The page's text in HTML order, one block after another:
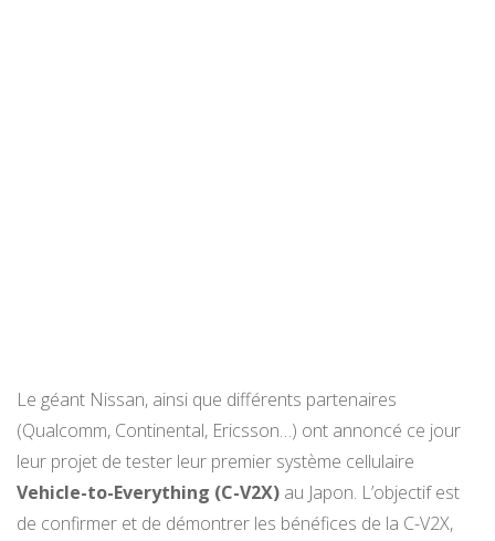
Le géant Nissan, ainsi que différents partenaires
(Qualcomm, Continental, Ericsson…) ont annoncé ce jour
leur projet de tester leur premier système cellulaire
Vehicle-to-Everything (C-V2X) au Japon. L’objectif est
de confirmer et de démontrer les bénéfices de la C-V2X,